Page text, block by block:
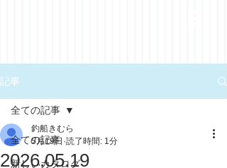
記事
全ての記事
新しいカタログ
全ての記事
2026.05.19
釣船きむら
5月19日 読了時間: 1分